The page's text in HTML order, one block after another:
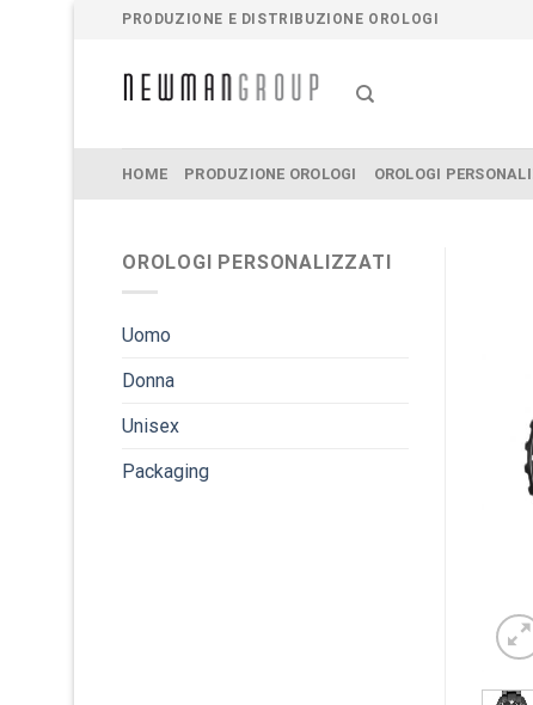
contenuti
PRODUZIONE E DISTRIBUZIONE OROLOGI
HOME PRODUZIONE OROLOGI OROLOGI
OROLOGI PERSONALIZZATI
Uomo
Donna
Unisex
Packaging